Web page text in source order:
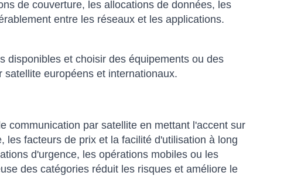
de couverture, les allocations de données, les
entre les réseaux et les applications.
disponibles et choisir des équipements ou des
européens et internationaux.
communication par satellite en mettant l'accent sur
les facteurs de prix et la facilité d'utilisation à long
d'urgence, les opérations mobiles ou les
des catégories réduit les risques et améliore le